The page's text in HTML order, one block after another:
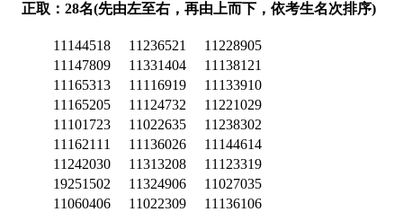
正取：28名(先由左至右，再由上而下，依考生名次排序)
11144518 11236521
11228905
11147809
11331404
11138121
11165313
11116919
11133910
11165205
11124732
11221029
11101723
11022635
11238302
11162111
11136026
11144614
11242030
11313208
11123319
19251502
11324906
11027035
11060406
11022309
11136106